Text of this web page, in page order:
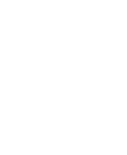
e rendere ogni